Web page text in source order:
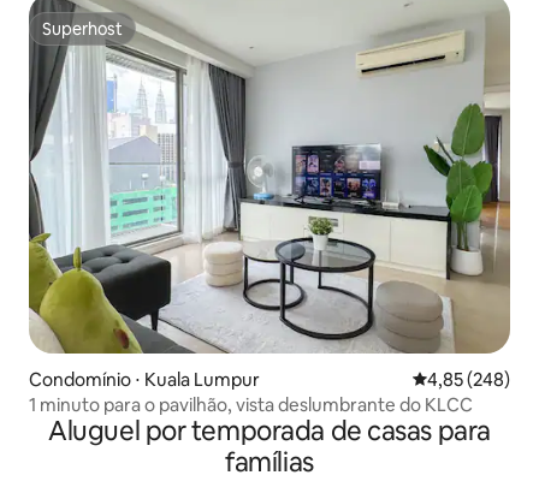
Superhost
Superhost
Condomínio ⋅ Kuala Lumpur 4,85 de uma
4,85 (248)
1 minuto para o pavilhão, vista deslumbrante do KLCC
Aluguel por temporada de casas para
famílias